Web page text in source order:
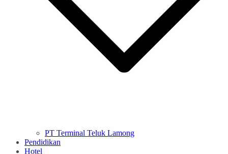
PT Terminal Teluk Lamong
Pendidikan
Hotel